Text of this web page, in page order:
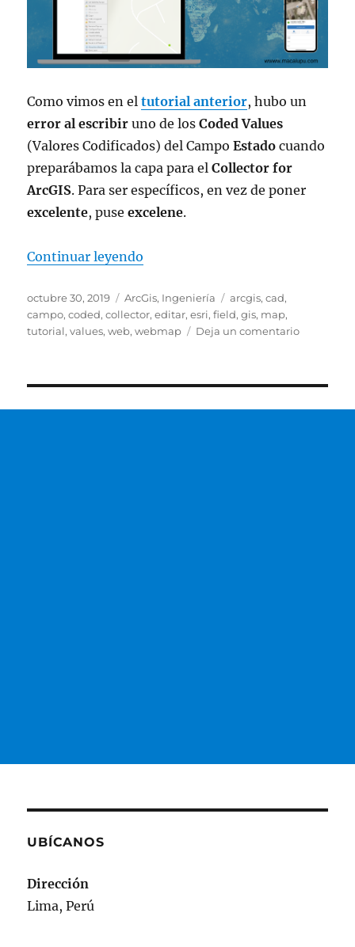
Como vimos en eltutorial anterior, hubo un
error al escribir uno de losCoded Values
(Valores Codificados) del CampoEstado cuando
preparábamos la capa para elCollector for
ArcGIS. Para ser específicos, en vez de poner
excelente, puseexcelene.
Continuar leyendo
Publicado
el
octubre 30, 2019 Categorías
ArcGis, Ingeniería Etiquetas
arcgis,cad,
campo,coded,collector,editar,esri,field,gis, map,
tutorial,values,web,webmap Deja un comentarioen
del
UBÍCANOS
Dirección
Lima, Perú